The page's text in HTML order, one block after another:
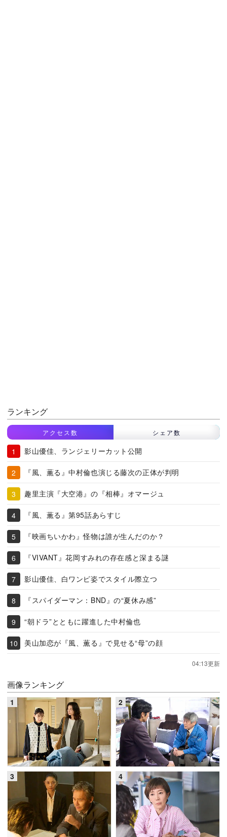
ランキング
アクセス数 シェア数
影山優佳、ランジェリーカット公開
『風、薫る』中村倫也演じる藤次の正体が判明
趣里主演『大空港』の『相棒』オマージュ
『風、薫る』第95話あらすじ
『映画ちいかわ』怪物は誰が生んだのか？
『VIVANT』花岡すみれの存在感と深まる謎
影山優佳、白ワンピ姿でスタイル際立つ
『スパイダーマン：BND』の“夏休み感”
“朝ドラ”とともに躍進した中村倫也
美山加恋が『風、薫る』で見せる“母”の顔
04:13更新
画像ランキング